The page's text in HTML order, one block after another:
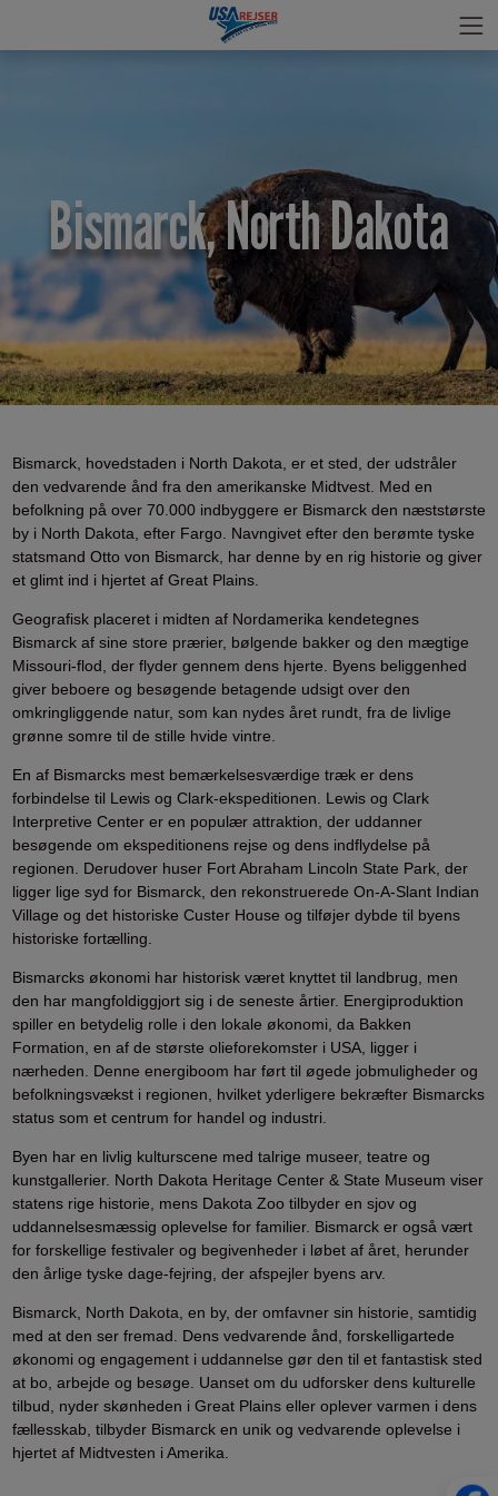
Bismarck, North Dakota
Bismarck, hovedstaden i North Dakota, er et sted, der udstråler
den vedvarende ånd fra den amerikanske Midtvest. Med en
befolkning på over 70.000 indbyggere er Bismarck den næststørste
by i North Dakota, efter Fargo. Navngivet efter den berømte tyske
statsmand Otto von Bismarck, har denne by en rig historie og giver
et glimt ind i hjertet af Great Plains.
Geografisk placeret i midten af Nordamerika kendetegnes
Bismarck af sine store prærier, bølgende bakker og den mægtige
Missouri-flod, der flyder gennem dens hjerte. Byens beliggenhed
giver beboere og besøgende betagende udsigt over den
omkringliggende natur, som kan nydes året rundt, fra de livlige
grønne somre til de stille hvide vintre.
En af Bismarcks mest bemærkelsesværdige træk er dens
forbindelse til Lewis og Clark-ekspeditionen. Lewis og Clark
Interpretive Center er en populær attraktion, der uddanner
besøgende om ekspeditionens rejse og dens indflydelse på
regionen. Derudover huser Fort Abraham Lincoln State Park, der
ligger lige syd for Bismarck, den rekonstruerede On-A-Slant Indian
Village og det historiske Custer House og tilføjer dybde til byens
historiske fortælling.
Bismarcks økonomi har historisk været knyttet til landbrug, men
den har mangfoldiggjort sig i de seneste årtier. Energiproduktion
spiller en betydelig rolle i den lokale økonomi, da Bakken
Formation, en af de største olieforekomster i USA, ligger i
nærheden. Denne energiboom har ført til øgede jobmuligheder og
befolkningsvækst i regionen, hvilket yderligere bekræfter Bismarcks
status som et centrum for handel og industri.
Byen har en livlig kulturscene med talrige museer, teatre og
kunstgallerier. North Dakota Heritage Center & State Museum viser
statens rige historie, mens Dakota Zoo tilbyder en sjov og
uddannelsesmæssig oplevelse for familier. Bismarck er også vært
for forskellige festivaler og begivenheder i løbet af året, herunder
den årlige tyske dage-fejring, der afspejler byens arv.
Bismarck, North Dakota, en by, der omfavner sin historie, samtidig
med at den ser fremad. Dens vedvarende ånd, forskelligartede
økonomi og engagement i uddannelse gør den til et fantastisk sted
at bo, arbejde og besøge. Uanset om du udforsker dens kulturelle
tilbud, nyder skønheden i Great Plains eller oplever varmen i dens
fællesskab, tilbyder Bismarck en unik og vedvarende oplevelse i
hjertet af Midtvesten i Amerika.